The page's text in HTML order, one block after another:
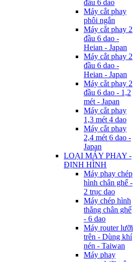
đầu 6 dao
Máy cắt phay
phôi ngắn
Máy cắt phay 2
đầu 6 dao -
Heian - Japan
Máy cắt phay 2
đầu 6 dao -
Heian - Japan
Máy cắt phay 2
đầu 6 dao - 1,2
mét - Japan
Máy cắt phay
1,3 mét 4 dao
Máy cắt phay
2,4 mét 6 dao -
Japan
LOẠI MÁY PHAY -
ĐỊNH HÌNH
Máy phay chép
hình chân ghế -
2 trục dao
Máy chép hình
thẳng chân ghế
- 6 dao
Máy router lưỡi
trên - Dùng khí
nén - Taiwan
Máy phay